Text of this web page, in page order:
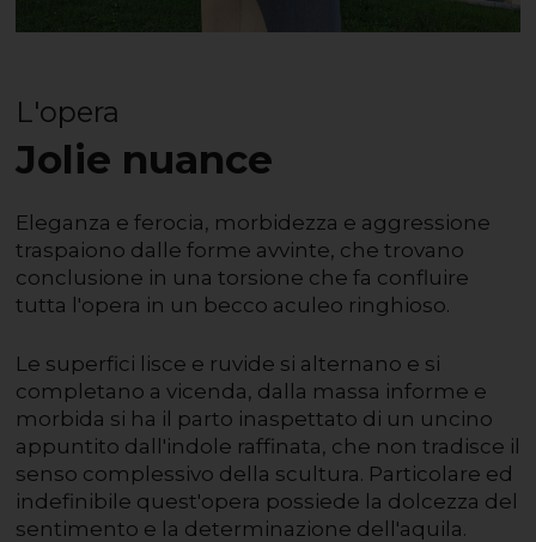
L'opera
Jolie nuance
Eleganza e ferocia, morbidezza e aggressione
traspaiono dalle forme avvinte, che trovano
conclusione in una torsione che fa confluire
tutta l'opera in un becco aculeo ringhioso.
Le superfici lisce e ruvide si alternano e si
completano a vicenda, dalla massa informe e
morbida si ha il parto inaspettato di un uncino
appuntito dall'indole raffinata, che non tradisce il
senso complessivo della scultura. Particolare ed
indefinibile quest'opera possiede la dolcezza del
sentimento e la determinazione dell'aquila.